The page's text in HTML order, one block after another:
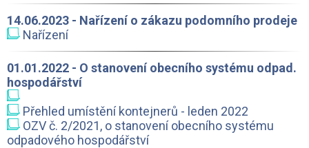
14.06.2023 - Nařízení o zákazu podomního prodeje
Nařízení
01.01.2022 - O stanovení obecního systému odpad.
hospodářství
Přehled umístění kontejnerů - leden 2022
OZV č. 2/2021, o stanovení obecního systému
odpadového hospodářství